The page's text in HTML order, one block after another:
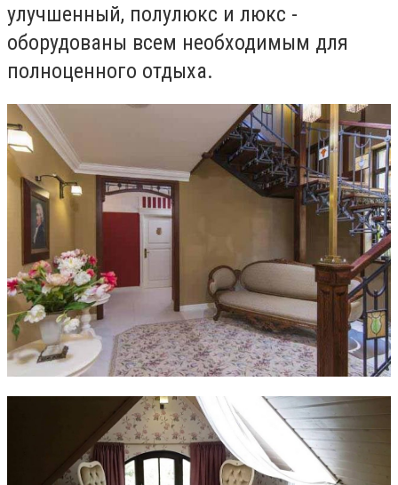
улучшенный, полулюкс и люкс -
оборудованы всем необходимым для
полноценного отдыха.